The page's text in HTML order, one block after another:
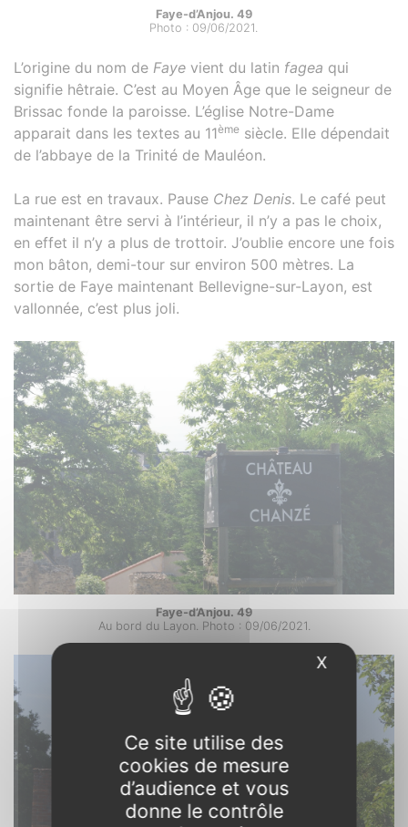
Faye-d’Anjou. 49
Photo : 09/06/2021.
L’origine du nom de Faye vient du latin fagea qui
signifie hêtraie. C’est au Moyen Âge que le seigneur de
Brissac fonde la paroisse. L’église Notre-Dame
apparait dans les textes au 11ème siècle. Elle dépendait
de l’abbaye de la Trinité de Mauléon.
La rue est en travaux. Pause Chez Denis. Le café peut
maintenant être servi à l’intérieur, il n’y a pas le choix,
en effet il n’y a plus de trottoir. J’oublie encore une fois
mon bâton, demi-tour sur environ 500 mètres. La
sortie de Faye maintenant Bellevigne-sur-Layon, est
vallonnée, c’est plus joli.
Faye-d’Anjou. 49
Au bord du Layon. Photo : 09/06/2021.
Ce site utilise des
cookies de mesure
d’audience et vous
donne le contrôle
X Masquer